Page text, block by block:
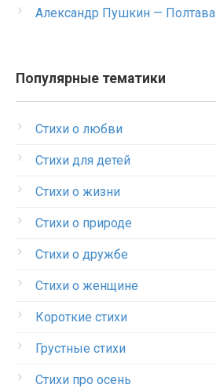
Александр Пушкин — Полтава
Популярные тематики
Стихи о любви
Стихи для детей
Стихи о жизни
Стихи о природе
Стихи о дружбе
Стихи о женщине
Короткие стихи
Грустные стихи
Стихи про осень